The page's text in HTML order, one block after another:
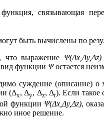
функция, связывающая
быть вычислены по
что выражение Ψ(Δx,Δy,Δz
вид функции Ψостается
суждение (описание)
(Δх, Δу, Δz, Δt). Если такое
функции Ψ(Δx ,Δy,Δz),
иное решение.